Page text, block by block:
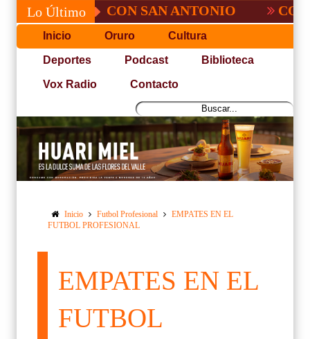
Lo Último
PUDO CON SAN ANTONIO COPA
Inicio Oruro Cultura
Deportes Podcast Biblioteca
Vox Radio Contacto
Inicio Futbol Profesional
EMPATES EN EL
FUTBOL PROFESIONAL
EMPATES EN EL
FUTBOL